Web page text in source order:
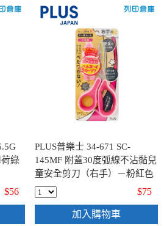
綠
$56
PLUS普樂士 34-671 SC-
145MF 附蓋30度弧線不沾黏兒
童安全剪刀（右手）－粉紅色
$75
加入購物車